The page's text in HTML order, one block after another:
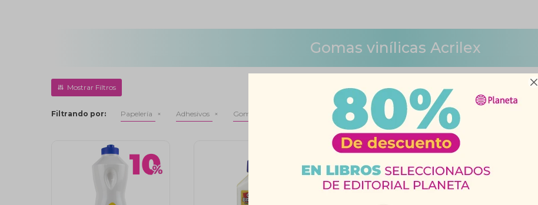

Gomas vinílicas Acrilex
Filtrando por: Papelería Adhesivos Gomas vinílicas Quitar filtros